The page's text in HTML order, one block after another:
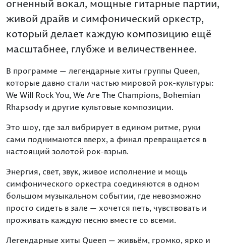
огненный вокал, мощные гитарные партии,
живой драйв и симфонический оркестр,
который делает каждую композицию ещё
масштабнее, глубже и величественнее.
В программе — легендарные хиты группы Queen,
которые давно стали частью мировой рок-культуры:
We Will Rock You, We Are The Champions, Bohemian
Rhapsody и другие культовые композиции.
Это шоу, где зал вибрирует в едином ритме, руки
сами поднимаются вверх, а финал превращается в
настоящий золотой рок-взрыв.
Энергия, свет, звук, живое исполнение и мощь
симфонического оркестра соединяются в одном
большом музыкальном событии, где невозможно
просто сидеть в зале — хочется петь, чувствовать и
проживать каждую песню вместе со всеми.
Легендарные хиты Queen — живьём, громко, ярко и